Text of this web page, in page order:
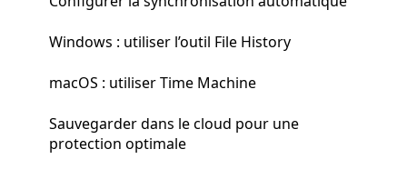
Windows : utiliser l’outil File History
macOS : utiliser Time Machine
Sauvegarder dans le cloud pour une
protection optimale